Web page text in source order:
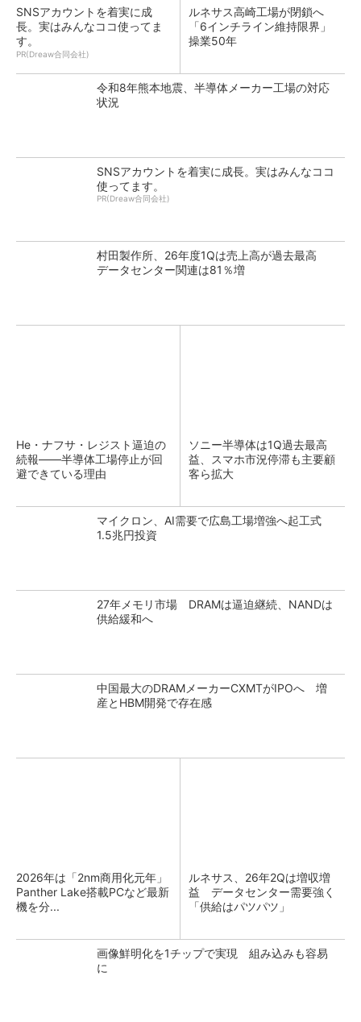
SNSアカウントを着実に成
長。実はみんなココ使ってま
す。
PR(Dreaw合同会社)
ルネサス高崎工場が閉鎖へ
「6インチライン維持限界」
操業50年
令和8年熊本地震、半導体メーカー工場の対応
状況
SNSアカウントを着実に成長。実はみんなココ
使ってます。
PR(Dreaw合同会社)
村田製作所、26年度1Qは売上高が過去最高
データセンター関連は81％増
He・ナフサ・レジスト逼迫の
続報――半導体工場停止が回
避できている理由
ソニー半導体は1Q過去最高
益、スマホ市況停滞も主要顧
客ら拡大
マイクロン、AI需要で広島工場増強へ起工式
1.5兆円投資
27年メモリ市場 DRAMは逼迫継続、NANDは
供給緩和へ
中国最大のDRAMメーカーCXMTがIPOへ 増
産とHBM開発で存在感
2026年は「2nm商用化元年」
Panther Lake搭載PCなど最新
機を分...
ルネサス、26年2Qは増収増
益 データセンター需要強く
「供給はパツパツ」
画像鮮明化を1チップで実現 組み込みも容易
に